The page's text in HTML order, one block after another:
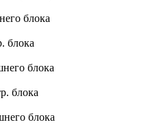
блока
блока
блока
блока
блока